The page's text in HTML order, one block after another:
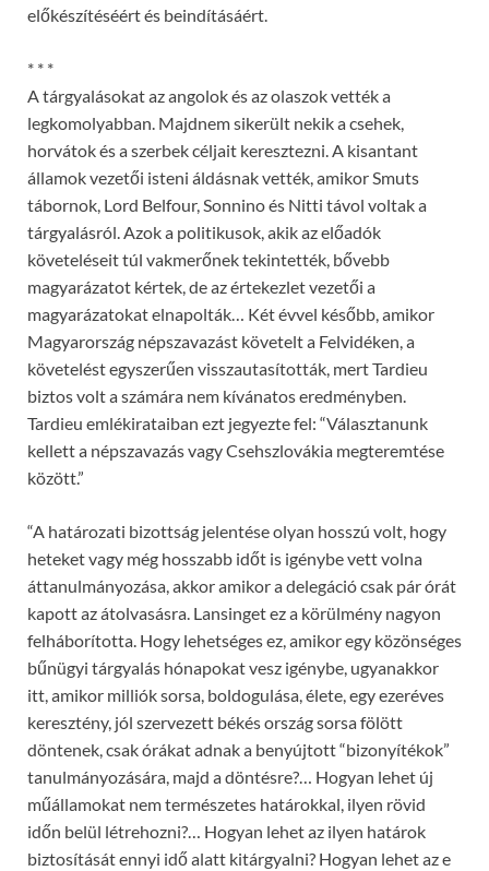
előkészítéséért és beindításáért.
* * *
A tárgyalásokat az angolok és az olaszok vették a
legkomolyabban. Majdnem sikerült nekik a csehek,
horvátok és a szerbek céljait keresztezni. A kisantant
államok vezetői isteni áldásnak vették, amikor Smuts
tábornok, Lord Belfour, Sonnino és Nitti távol voltak a
tárgyalásról. Azok a politikusok, akik az előadók
követeléseit túl vakmerőnek tekintették, bővebb
magyarázatot kértek, de az értekezlet vezetői a
magyarázatokat elnapolták… Két évvel később, amikor
Magyarország népszavazást követelt a Felvidéken, a
követelést egyszerűen visszautasították, mert Tardieu
biztos volt a számára nem kívánatos eredményben.
Tardieu emlékirataiban ezt jegyezte fel: “Választanunk
kellett a népszavazás vagy Csehszlovákia megteremtése
között.”
“A határozati bizottság jelentése olyan hosszú volt, hogy
heteket vagy még hosszabb időt is igénybe vett volna
áttanulmányozása, akkor amikor a delegáció csak pár órát
kapott az átolvasásra. Lansinget ez a körülmény nagyon
felháborította. Hogy lehetséges ez, amikor egy közönséges
bűnügyi tárgyalás hónapokat vesz igénybe, ugyanakkor
itt, amikor milliók sorsa, boldogulása, élete, egy ezeréves
keresztény, jól szervezett békés ország sorsa fölött
döntenek, csak órákat adnak a benyújtott “bizonyítékok”
tanulmányozására, majd a döntésre?… Hogyan lehet új
műállamokat nem természetes határokkal, ilyen rövid
időn belül létrehozni?… Hogyan lehet az ilyen határok
biztosítását ennyi idő alatt kitárgyalni? Hogyan lehet az e